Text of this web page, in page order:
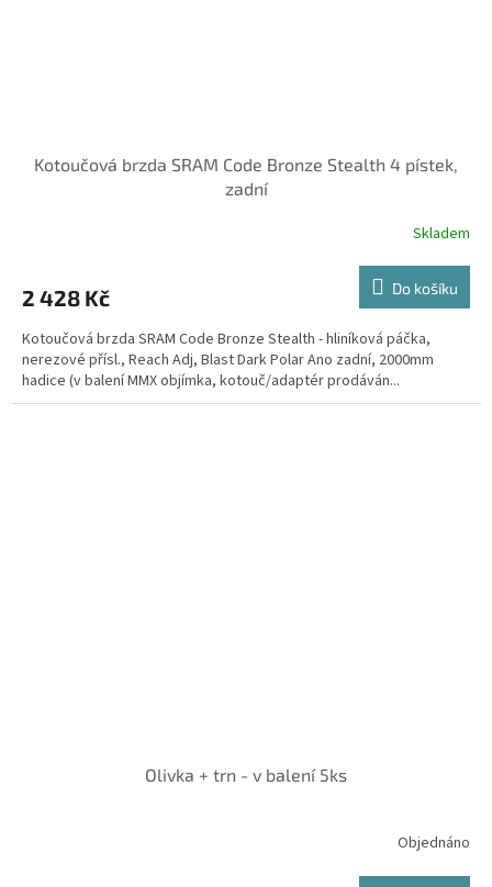
Kotoučová brzda SRAM Code Bronze Stealth 4 pístek,
zadní
Skladem
2 428 Kč Do košíku
Kotoučová brzda SRAM Code Bronze Stealth - hliníková páčka,
nerezové přísl., Reach Adj, Blast Dark Polar Ano zadní, 2000mm
hadice (v balení MMX objímka, kotouč/adaptér prodáván...
Olivka + trn - v balení 5ks
Objednáno